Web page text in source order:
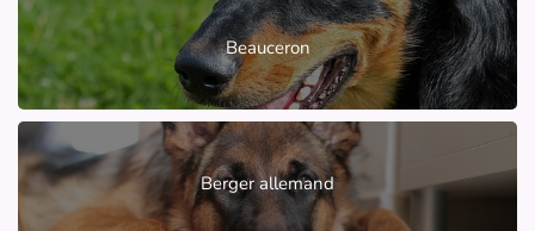
Beauceron
Berger allemand